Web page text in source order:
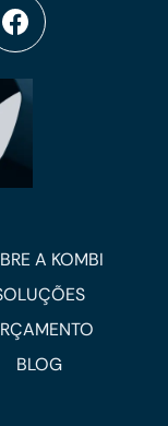
A KOMBI
BLOG